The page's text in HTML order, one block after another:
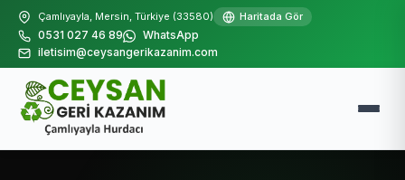
Çamlıyayla, Mersin, Türkiye (33580) Haritada Gör
0531 027 46 89
WhatsApp
iletisim@ceysangerikazanim.com